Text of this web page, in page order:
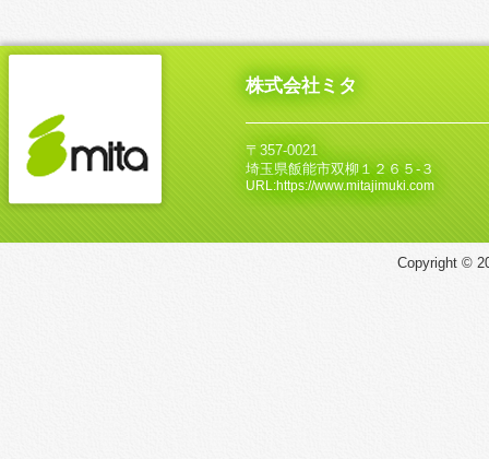
株式会社ミタ
〒357-0021
埼玉県飯能市双柳１２６５‐３
URL:https://www.mitajimuki.com
Copyright ©